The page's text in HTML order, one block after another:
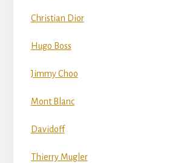
Christian Dior
Hugo Boss
Jimmy Choo
Mont Blanc
Davidoff
Thierry Mugler